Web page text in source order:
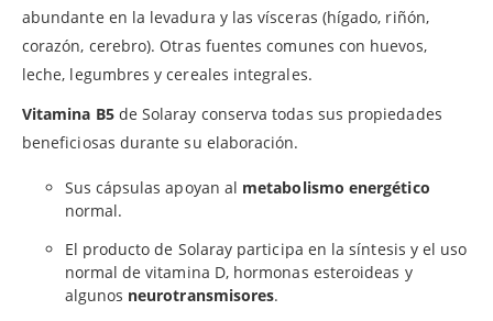
abundante en la levadura y las vísceras (hígado, riñón,
corazón, cerebro). Otras fuentes comunes con huevos,
leche, legumbres y cereales integrales.
Vitamina B5de Solaray conserva todas sus propiedades
beneficiosas durante su elaboración.
Sus cápsulas apoyan al metabolismo energético
normal.
El producto de Solaray participa en la síntesis y el uso
normal de vitamina D, hormonas esteroideas y
algunos neurotransmisores.